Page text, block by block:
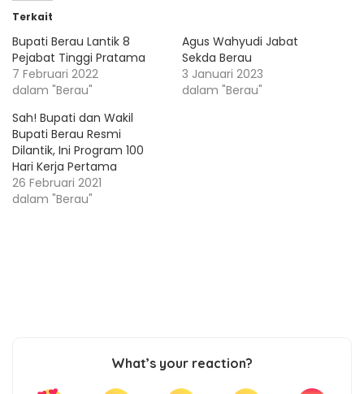
Terkait
Bupati Berau Lantik 8
Pejabat Tinggi Pratama
7 Februari 2022
dalam "Berau"
Agus Wahyudi Jabat
Sekda Berau
3 Januari 2023
dalam "Berau"
Sah! Bupati dan Wakil
Bupati Berau Resmi
Dilantik, Ini Program 100
Hari Kerja Pertama
26 Februari 2021
dalam "Berau"
What’s your reaction?